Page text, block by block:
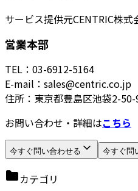
サービス提供元CENTRIC株式
営業本部
TEL：03-6912-5164
E-mail：sales@centric.co.jp
住所：東京都豊島区池袋2-
お問い合わせ・詳細はこちら
今すぐ問い合わせる 今すぐ問
カテゴリ